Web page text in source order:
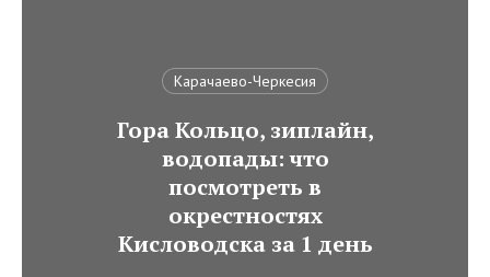
Карачаево-Черкесия
Гора Кольцо, зиплайн,
водопады: что
посмотреть в
окрестностях
Кисловодска за 1 день